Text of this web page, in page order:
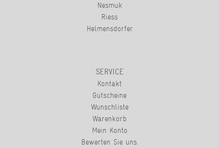
Nesmuk
Riess
Helmensdorfer
SERVICE
Kontakt
Gutscheine
Wunschliste
Warenkorb
Mein Konto
Bewerten Sie uns.